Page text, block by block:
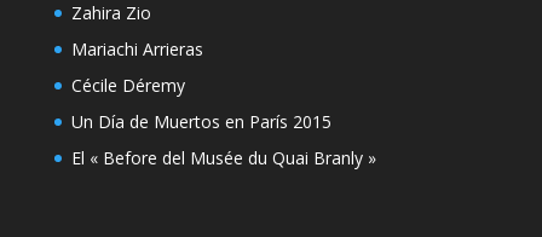
Zahira Zio
Mariachi Arrieras
Cécile Déremy
Un Día de Muertos en París 2015
El « Before del Musée du Quai Branly »